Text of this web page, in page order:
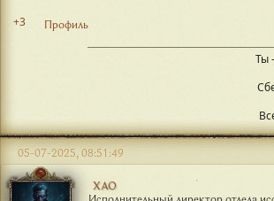
+3 Профиль
Ты
ХАО
05-07-2025, 08:51:49